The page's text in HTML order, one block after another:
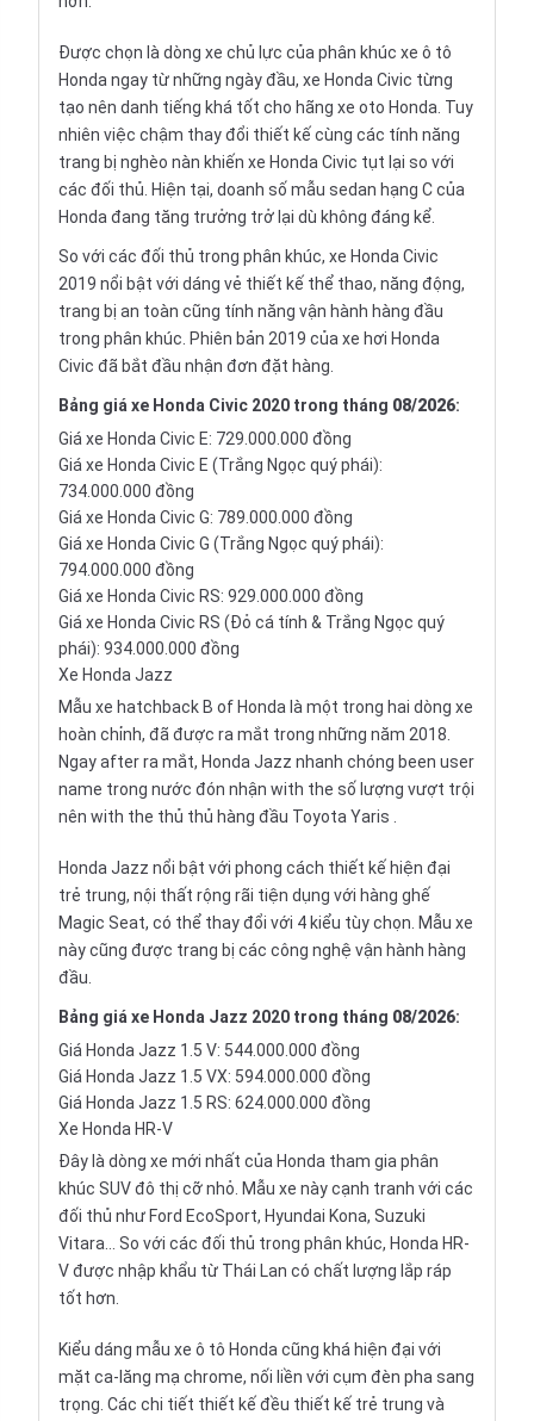
Được chọn là dòng xe chủ lực của phân khúc xe ô tô
Honda ngay từ những ngày đầu, xe Honda Civic từng
tạo nên danh tiếng khá tốt cho hãng xe oto Honda. Tuy
nhiên việc chậm thay đổi thiết kế cùng các tính năng
trang bị nghèo nàn khiến xe Honda Civic tụt lại so với
các đối thủ. Hiện tại, doanh số mẫu sedan hạng C của
Honda đang tăng trưởng trở lại dù không đáng kể.
So với các đối thủ trong phân khúc, xe Honda Civic
2019 nổi bật với dáng vẻ thiết kế thể thao, năng động,
trang bị an toàn cũng tính năng vận hành hàng đầu
trong phân khúc. Phiên bản 2019 của xe hơi Honda
Civic đã bắt đầu nhận đơn đặt hàng.
Bảng giá xe Honda Civic 2020 trong tháng 08/2026:
Giá xe Honda Civic E: 729.000.000 đồng
Giá xe Honda Civic E (Trắng Ngọc quý phái):
734.000.000 đồng
Giá xe Honda Civic G: 789.000.000 đồng
Giá xe Honda Civic G (Trắng Ngọc quý phái):
794.000.000 đồng
Giá xe Honda Civic RS: 929.000.000 đồng
Giá xe Honda Civic RS (Đỏ cá tính & Trắng Ngọc quý
phái): 934.000.000 đồng
Xe Honda Jazz
Mẫu xe hatchback B of Honda là một trong hai dòng xe
hoàn chỉnh, đã được ra mắt trong những năm 2018.
Ngay after ra mắt, Honda Jazz nhanh chóng been user
name trong nước đón nhận with the số lượng vượt trội
nên with the thủ thủ hàng đầu Toyota Yaris .
Honda Jazz nổi bật với phong cách thiết kế hiện đại
trẻ trung, nội thất rộng rãi tiện dụng với hàng ghế
Magic Seat, có thể thay đổi với 4 kiểu tùy chọn. Mẫu xe
này cũng được trang bị các công nghệ vận hành hàng
đầu.
Bảng giá xe Honda Jazz 2020 trong tháng 08/2026:
Giá Honda Jazz 1.5 V: 544.000.000 đồng
Giá Honda Jazz 1.5 VX: 594.000.000 đồng
Giá Honda Jazz 1.5 RS: 624.000.000 đồng
Xe Honda HR-V
Đây là dòng xe mới nhất của Honda tham gia phân
khúc SUV đô thị cỡ nhỏ. Mẫu xe này cạnh tranh với các
đối thủ như Ford EcoSport, Hyundai Kona, Suzuki
Vitara… So với các đối thủ trong phân khúc, Honda HR-
Vđược nhập khẩu từ Thái Lan có chất lượng lắp ráp
tốt hơn.
Kiểu dáng mẫu xe ô tô Honda cũng khá hiện đại với
mặt ca-lăng mạ chrome, nối liền với cụm đèn pha sang
trọng. Các chi tiết thiết kế đều thiết kế trẻ trung và